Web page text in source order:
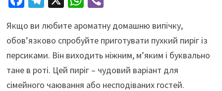
b
o
o
k
gr
a
m
at
sA
p
p
er
Якщо ви любите ароматну домашню випічку,
обов’язково спробуйте приготувати пухкий пиріг із
персиками. Він виходить ніжним, м’яким і буквально
тане в роті. Цей пиріг – чудовий варіант для
сімейного чаювання або несподіваних гостей.